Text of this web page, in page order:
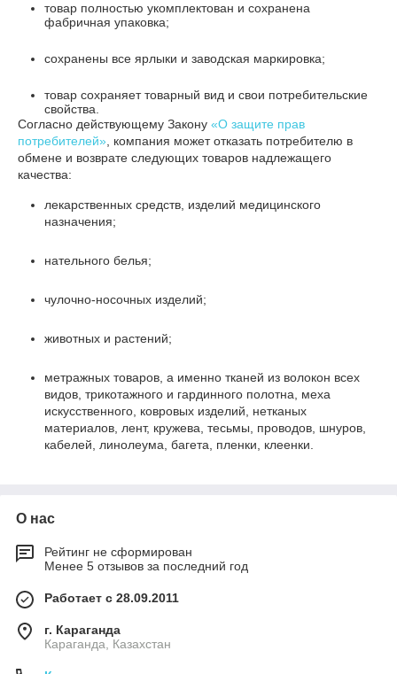
товар полностью укомплектован и сохранена
фабричная упаковка;
сохранены все ярлыки и заводская маркировка;
товар сохраняет товарный вид и свои потребительские
свойства.
Согласно действующему Закону «О защите прав
потребителей» , компания может отказать потребителю в
обмене и возврате следующих товаров надлежащего
качества:
лекарственных средств, изделий медицинского
назначения;
нательного белья;
чулочно-носочных изделий;
животных и растений;
метражных товаров, а именно тканей из волокон всех
видов, трикотажного и гардинного полотна, меха
искусственного, ковровых изделий, нетканых
материалов, лент, кружева, тесьмы, проводов, шнуров,
кабелей, линолеума, багета, пленки, клеенки.
О нас
Рейтинг не сформирован
Менее 5 отзывов за последний год
Работает с 28.09.2011
г. Караганда
Караганда, Казахстан